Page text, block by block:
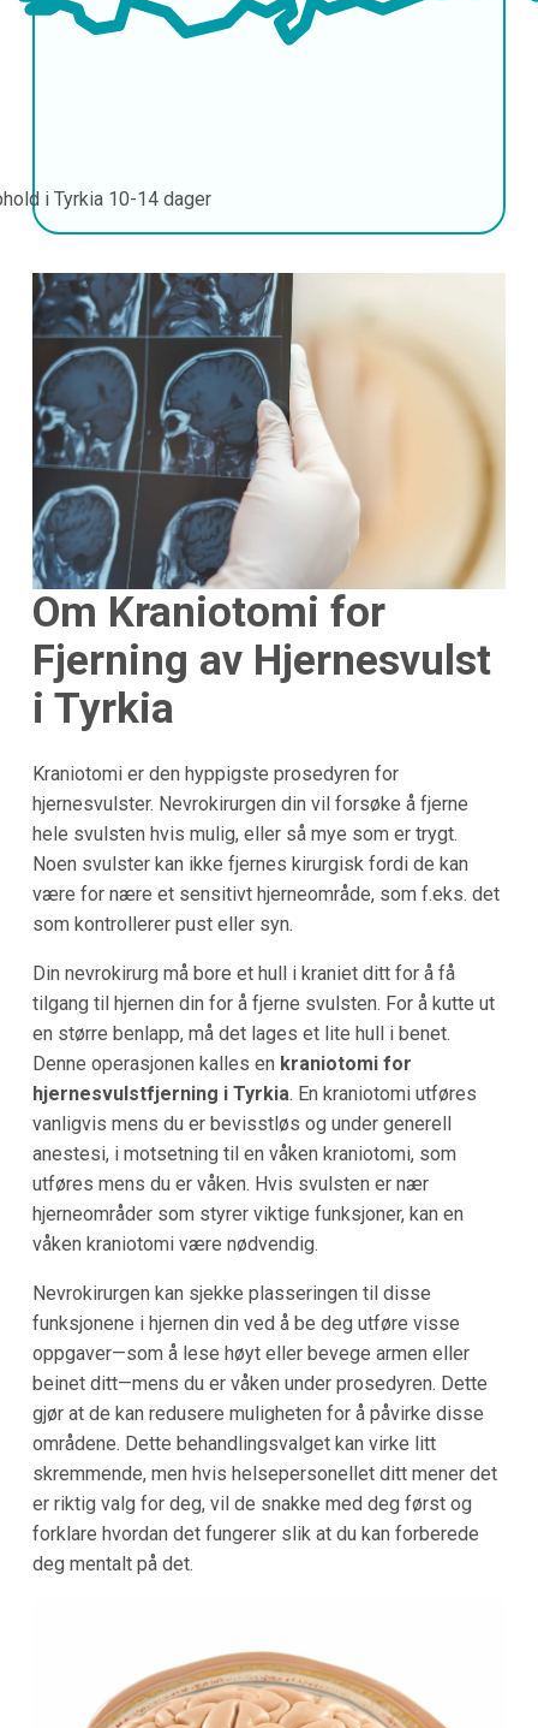
i Tyrkia 10-14 dager
Om Kraniotomi for
Fjerning av Hjernesvulst
i Tyrkia
Kraniotomi er den hyppigste prosedyren for
hjernesvulster. Nevrokirurgen din vil forsøke å fjerne
hele svulsten hvis mulig, eller så mye som er trygt.
Noen svulster kan ikke fjernes kirurgisk fordi de kan
være for nære et sensitivt hjerneområde, som f.eks. det
som kontrollerer pust eller syn.
Din nevrokirurg må bore et hull i kraniet ditt for å få
tilgang til hjernen din for å fjerne svulsten. For å kutte ut
en større benlapp, må det lages et lite hull i benet.
Denne operasjonen kalles en kraniotomi for
hjernesvulstfjerning i Tyrkia. En kraniotomi utføres
vanligvis mens du er bevisstløs og under generell
anestesi, i motsetning til en våken kraniotomi, som
utføres mens du er våken. Hvis svulsten er nær
hjerneområder som styrer viktige funksjoner, kan en
våken kraniotomi være nødvendig.
Nevrokirurgen kan sjekke plasseringen til disse
funksjonene i hjernen din ved å be deg utføre visse
oppgaver—som å lese høyt eller bevege armen eller
beinet ditt—mens du er våken under prosedyren. Dette
gjør at de kan redusere muligheten for å påvirke disse
områdene. Dette behandlingsvalget kan virke litt
skremmende, men hvis helsepersonellet ditt mener det
er riktig valg for deg, vil de snakke med deg først og
forklare hvordan det fungerer slik at du kan forberede
deg mentalt på det.